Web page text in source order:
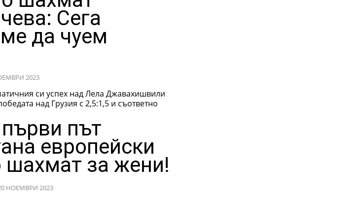
Сега
да чуем
2023
си успех над Лела Джавахишвили
над Грузия с 2,5:1,5 и съответно
път
европейски
за жени!
НОЕМВРИ 2023